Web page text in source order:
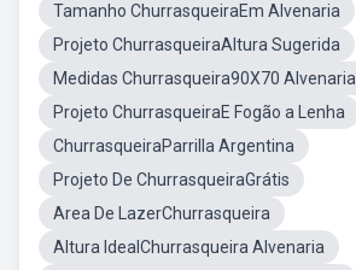
Tamanho ChurrasqueiraEm Alvenaria
Projeto ChurrasqueiraAltura Sugerida
Medidas Churrasqueira90X70 Alvenaria
Projeto ChurrasqueiraE Fogão a Lenha
ChurrasqueiraParrilla Argentina
Projeto De ChurrasqueiraGrátis
Area De LazerChurrasqueira
Altura IdealChurrasqueira Alvenaria